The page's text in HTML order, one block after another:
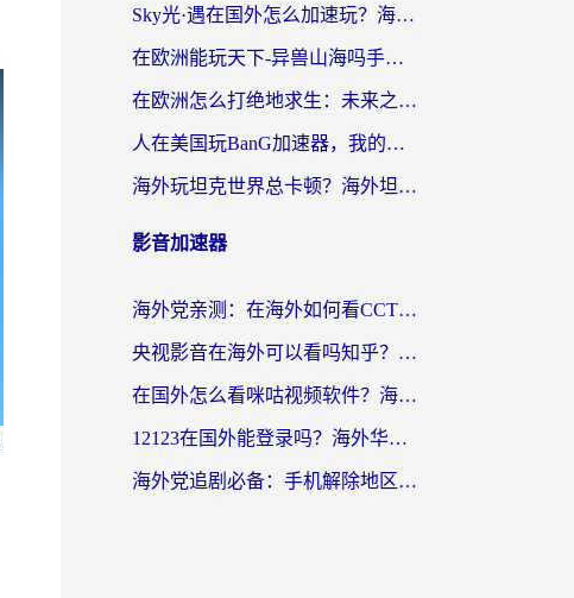
Sky光·遇在国外怎么加速玩？海外党亲测有效的国服游戏加速指南
在欧洲能玩天下-异兽山海吗手游？海外玩家的加速器生存指南
在欧洲怎么打绝地求生：未来之役不卡？留学生亲测的加速器避坑指南
人在美国玩BanG加速器，我的延迟终于绿了
海外玩坦克世界总卡顿？海外坦克世界加速器有哪些？实测好用的选择在这里
影音加速器
海外党亲测：在海外如何看CCTV？告别“仅限大陆播放”的实用指南
央视影音在海外可以看吗知乎？留学生亲测：3步解决地域限制+追剧自由
在国外怎么看咪咕视频软件？海外党亲测有效的回国加速方案
12123在国外能登录吗？海外华人必看的回国加速实用指南
海外党追剧必备：手机解除地区限制app怎么选？解决央视视频&国内剧地区限制全指南